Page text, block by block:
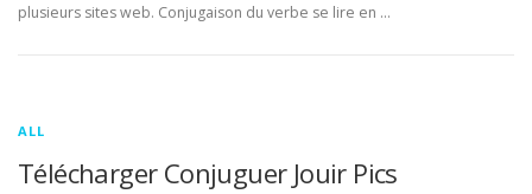
plusieurs sites web. Conjugaison du verbe se lire en …
ALL
Télécharger Conjuguer Jouir Pics